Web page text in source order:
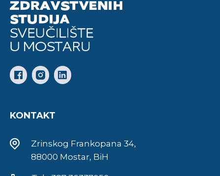
KONTAKT
Zrinskog Frankopana 34,
88000 Mostar, BiH